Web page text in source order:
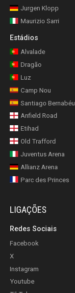
Jurgen Klopp
Maurizio Sarri
Estádios
Alvalade
Dragão
Luz
Camp Nou
Santiago Bernabéu
Anfield Road
Etihad
Old Trafford
Juventus Arena
Allianz Arena
Parc des Princes
LIGAÇÕES
Redes Sociais
Facebook
X
Instagram
Youtube